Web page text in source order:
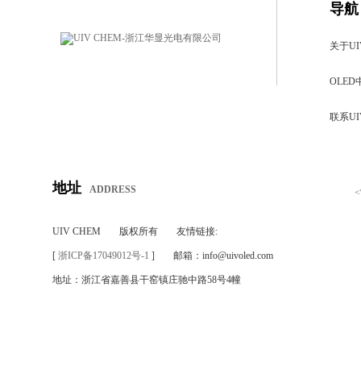
导航
关于
OLED
联系
地址 ADDRESS
UIV CHEM 版权所有 友情链接:
[ 浙ICP备17049012号-1 ] 邮箱：info@uivoled.com
地址：浙江省嘉善县干窑镇庄驰中路58号4幢